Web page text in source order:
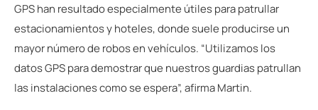
GPS han resultado especialmente útiles para patrullar
estacionamientos y hoteles, donde suele producirse un
mayor número de robos en vehículos. “Utilizamos los
datos GPS para demostrar que nuestros guardias patrullan
las instalaciones como se espera”, afirma Martin.